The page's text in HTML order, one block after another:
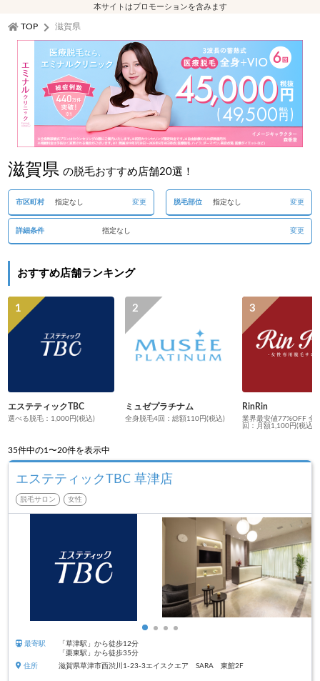
本サイトはプロモーションを含みます
TOP 滋賀県
滋賀県 の脱毛おすすめ店舗20選！
市区町村 指定なし 変更 脱毛部位 指定なし 変更
詳細条件 指定なし 変更
おすすめ店舗ランキング
エステティックTBC
選べる脱毛：1,000円(税込)
ミュゼプラチナム
全身脱毛4回：総額110円(税込)
RinRin
業界最安値77%OFF 全
回：月額1,100円(税込)
35件中の1〜20件を表示中
エステティックTBC 草津店
脱毛サロン 女性
最寄駅
「草津駅」から徒歩12分
「栗東駅」から徒歩35分
住所
滋賀県草津市西渋川1-23-3エイスクエア SARA 東館2F